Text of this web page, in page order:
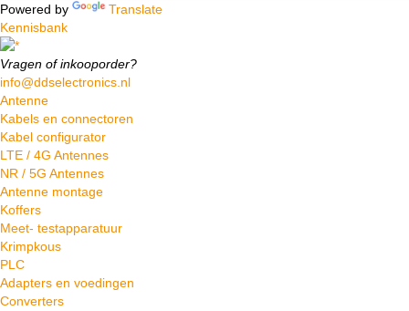
Powered by
Translate
Kennisbank
Vragen of inkooporder?
info@ddselectronics.nl
Antenne
Kabels en connectoren
Kabel configurator
LTE / 4G Antennes
NR / 5G Antennes
Antenne montage
Koffers
Meet- testapparatuur
Krimpkous
PLC
Adapters en voedingen
Converters